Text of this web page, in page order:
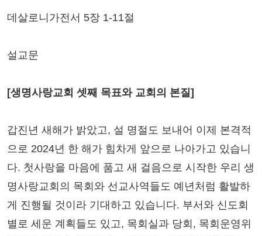
데살로니가전서 5장 1-11절
설교문
[생명사랑교회 셋째 목표와 교회의 본질]
갑진년 새해가 밝았고, 설 명절도 보내어 이제 본격적
으로 2024년 한 해가 힘차게 앞으로 나아가고 있습니
다. 첫사랑을 마음에 품고 새 걸음으로 시작한 우리 생
명사랑교회의 목회와 선교사역들도 예년처럼 활발하
게 진행될 것이라 기대하고 있습니다. 부서와 신도회
별로 세운 계획들도 있고, 목회실과 당회, 목회운영위